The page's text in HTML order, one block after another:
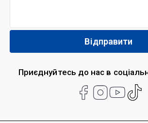
Приєднуйтесь до нас в